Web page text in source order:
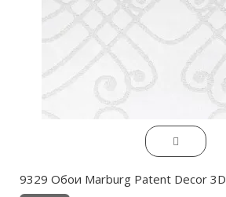
9329 Обои Marburg Patent Decor 3D